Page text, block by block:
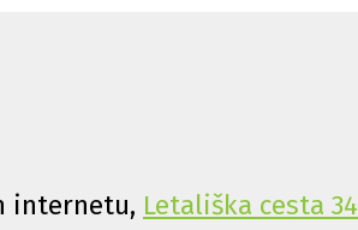
internetu, Letališka cesta 34